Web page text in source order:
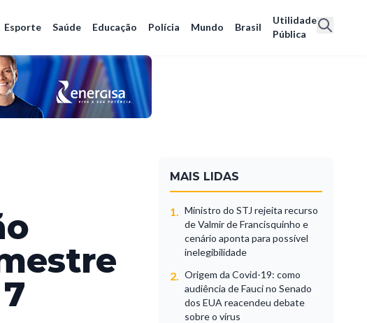
Esporte Saúde Educação Polícia Mundo Brasil
Utilidade
Pública
MAIS LIDAS
1.
Ministro do STJ rejeita recurso
de Valmir de Francisquinho e
cenário aponta para possível
inelegibilidade
2.
Origem da Covid-19: como
audiência de Fauci no Senado
dos EUA reacendeu debate
sobre o vírus